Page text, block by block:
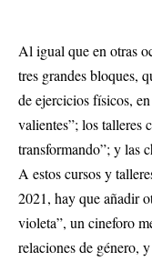
Al igual que en otras
tres grandes bloques,
de ejercicios físicos,
valientes”; los talleres
transformando”; y las
A estos cursos y
2021, hay que añadir
violeta”, un cineforo
relaciones de género,